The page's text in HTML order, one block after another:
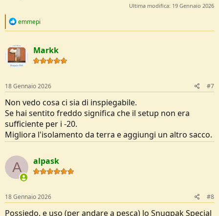
Ultima modifica: 19 Gennaio 2026
R
c
i
o
s
:
emmepi
Markk
18 Gennaio 2026 #7
Non vedo cosa ci sia di inspiegabile.
Se hai sentito freddo significa che il setup non era
sufficiente per i -20.
Migliora l'isolamento da terra e aggiungi un altro sacco.
A alpask
18 Gennaio 2026 #8
Possiedo, e uso (per andare a pesca) lo Snugpak Special